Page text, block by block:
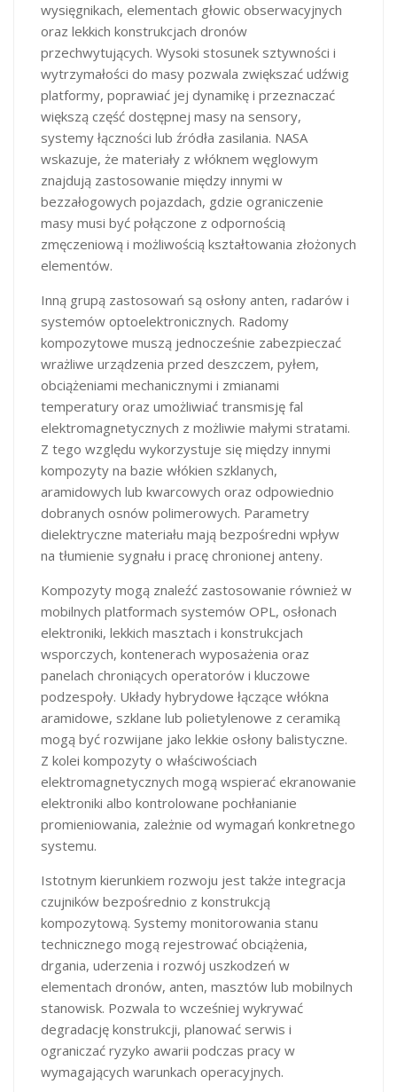
wysięgnikach, elementach głowic obserwacyjnych
oraz lekkich konstrukcjach dronów
przechwytujących. Wysoki stosunek sztywności i
wytrzymałości do masy pozwala zwiększać udźwig
platformy, poprawiać jej dynamikę i przeznaczać
większą część dostępnej masy na sensory,
systemy łączności lub źródła zasilania. NASA
wskazuje, że materiały z włóknem węglowym
znajdują zastosowanie między innymi w
bezzałogowych pojazdach, gdzie ograniczenie
masy musi być połączone z odpornością
zmęczeniową i możliwością kształtowania złożonych
elementów.
Inną grupą zastosowań są osłony anten, radarów i
systemów optoelektronicznych. Radomy
kompozytowe muszą jednocześnie zabezpieczać
wrażliwe urządzenia przed deszczem, pyłem,
obciążeniami mechanicznymi i zmianami
temperatury oraz umożliwiać transmisję fal
elektromagnetycznych z możliwie małymi stratami.
Z tego względu wykorzystuje się między innymi
kompozyty na bazie włókien szklanych,
aramidowych lub kwarcowych oraz odpowiednio
dobranych osnów polimerowych. Parametry
dielektryczne materiału mają bezpośredni wpływ
na tłumienie sygnału i pracę chronionej anteny.
Kompozyty mogą znaleźć zastosowanie również w
mobilnych platformach systemów OPL, osłonach
elektroniki, lekkich masztach i konstrukcjach
wsporczych, kontenerach wyposażenia oraz
panelach chroniących operatorów i kluczowe
podzespoły. Układy hybrydowe łączące włókna
aramidowe, szklane lub polietylenowe z ceramiką
mogą być rozwijane jako lekkie osłony balistyczne.
Z kolei kompozyty o właściwościach
elektromagnetycznych mogą wspierać ekranowanie
elektroniki albo kontrolowane pochłanianie
promieniowania, zależnie od wymagań konkretnego
systemu.
Istotnym kierunkiem rozwoju jest także integracja
czujników bezpośrednio z konstrukcją
kompozytową. Systemy monitorowania stanu
technicznego mogą rejestrować obciążenia,
drgania, uderzenia i rozwój uszkodzeń w
elementach dronów, anten, masztów lub mobilnych
stanowisk. Pozwala to wcześniej wykrywać
degradację konstrukcji, planować serwis i
ograniczać ryzyko awarii podczas pracy w
wymagających warunkach operacyjnych.